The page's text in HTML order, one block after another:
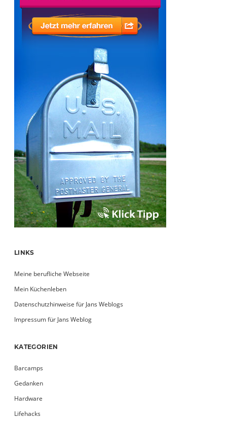
LINKS
Meine berufliche Webseite
Mein Küchenleben
Datenschutzhinweise für Jans Weblogs
Impressum für Jans Weblog
KATEGORIEN
Barcamps
Gedanken
Hardware
Lifehacks